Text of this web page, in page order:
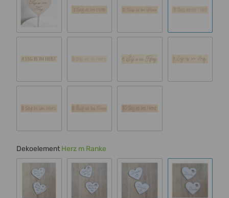
Standard 00 Schrift 1 Schrift 2 Schrift 3
Schrift 4 Schrift 5 Schrift 6
Dekoelement Herz m Ranke